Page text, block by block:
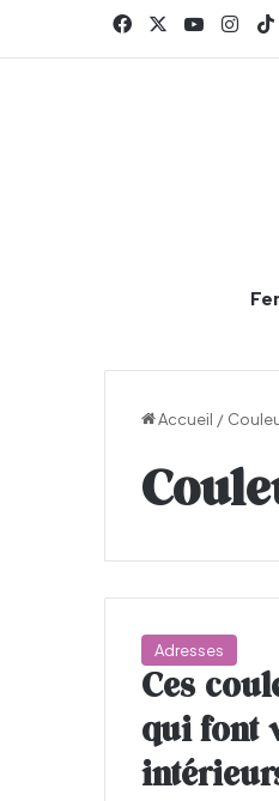
FacebookYouTube
Accueil /
Adresses
Ces
qui font